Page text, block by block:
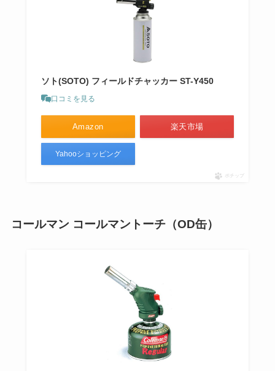
ソト(SOTO) フィールドチャッカー ST-Y450
口コミを見る
Amazon 楽天市場
Yahooショッピング
ポチップ
コールマン コールマントーチ（OD缶）